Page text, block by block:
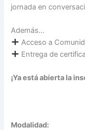
jornada en
Además…
Acceso a
Entrega de
¡Ya está abierta la
Modalidad: